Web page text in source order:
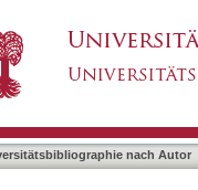
nach Autor